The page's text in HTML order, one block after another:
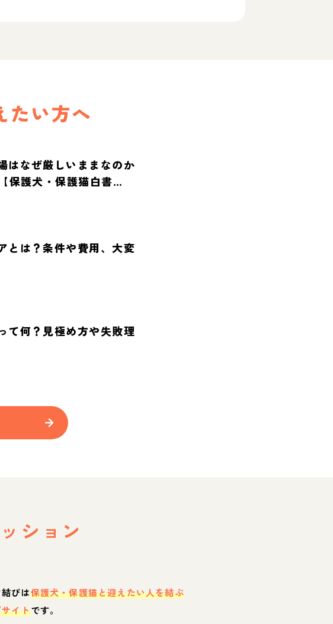
たい方へ
はなぜ厳しいままなのか
保護犬・保護猫白書
とは？条件や費用、大変
て何？見極め方や失敗理
ション
びは保護犬・保護猫と迎えたい人を結ぶ
イトです。